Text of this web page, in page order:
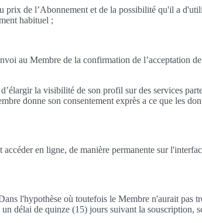
de l’Abonnement et de la possibilité qu'il a
habituel ;
au Membre de la confirmation de l’acceptation
la visibilité de son profil sur des services
donne son consentement exprès a ce que les
en ligne, de manière permanente sur
l'hypothèse où toutefois le Membre n'aurait pas
délai de quinze (15) jours suivant la souscription,